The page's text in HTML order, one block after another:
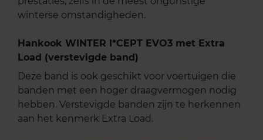
winterse omstandigheden.
Hankook WINTER I*CEPT EVO3 met Extra
Load (verstevigde band)
Deze band is ook geschikt voor voertuigen die
banden met een hoger draagvermogen nodig
hebben. Verstevigde banden zijn te herkennen
aan het kenmerk Extra Load.